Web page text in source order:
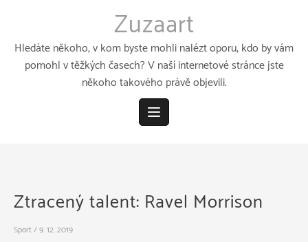
obsahu
Zuzaart
Hledáte někoho, v kom byste mohli nalézt oporu, kdo by vám
pomohl v těžkých časech? V naší internetové stránce jste
někoho takového právě objevili.
Ztracený talent: Ravel Morrison
Sport/9. 12. 2019